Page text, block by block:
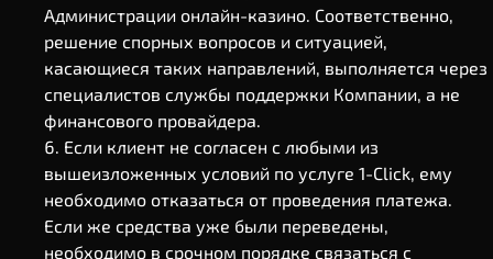
Администрации онлайн-казино. Соответственно,
решение спорных вопросов и ситуацией,
касающиеся таких направлений, выполняется через
специалистов службы поддержки Компании, а не
финансового провайдера.
Если клиент не согласен с любыми из
вышеизложенных условий по услуге 1-Click, ему
необходимо отказаться от проведения платежа.
Если же средства уже были переведены,
необходимо в срочном порядке связаться с